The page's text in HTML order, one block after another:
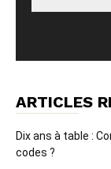
ARTICLES
Dix ans à table :
codes ?